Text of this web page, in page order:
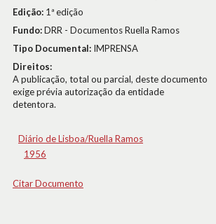
Edição: 1ª edição
Fundo:DRR - Documentos Ruella Ramos
Tipo Documental: IMPRENSA
Direitos:
A publicação, total ou parcial, deste documento
exige prévia autorização da entidade
detentora.
Diário de Lisboa/Ruella Ramos
1956
Citar Documento